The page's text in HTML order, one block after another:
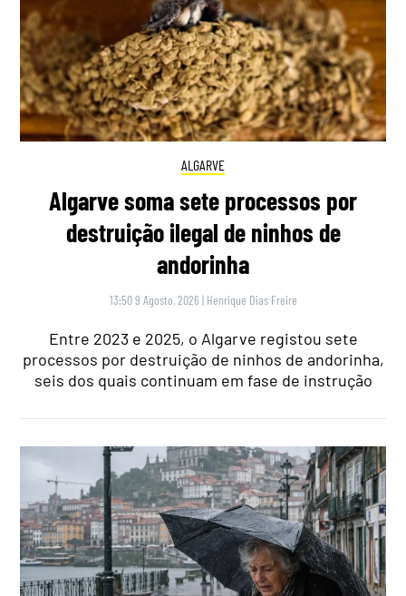
ALGARVE
Algarve soma sete processos por
destruição ilegal de ninhos de
andorinha
13:50 9 Agosto, 2026 | Henrique Dias Freire
Entre 2023 e 2025, o Algarve registou sete
processos por destruição de ninhos de andorinha,
seis dos quais continuam em fase de instrução